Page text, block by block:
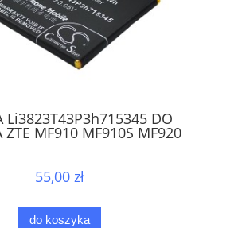
Li3823T43P3h715345 DO
ZTE MF910 MF910S MF920
55,00 zł
do koszyka